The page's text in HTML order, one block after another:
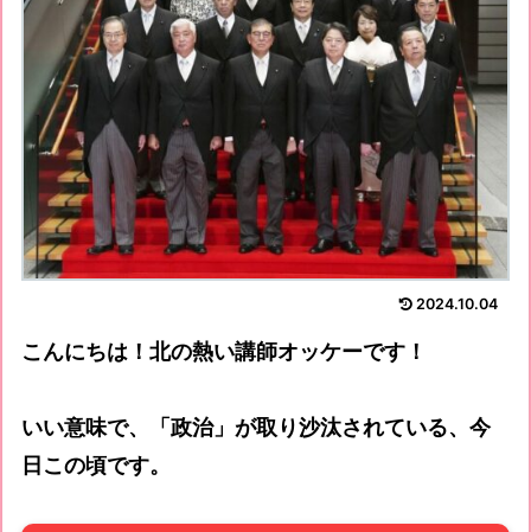
2024.10.04
こんにちは！北の熱い講師オッケーです！
いい意味で、「政治」が取り沙汰されている、今
日この頃です。